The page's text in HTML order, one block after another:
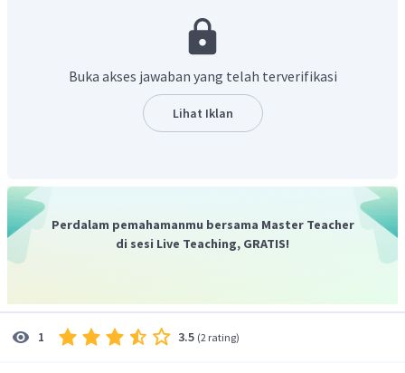
Buka akses jawaban yang telah terverifikasi
Lihat Iklan
Perdalam pemahamanmu bersama Master Teacher
di sesi Live Teaching, GRATIS!
1 3.5 (2 rating)